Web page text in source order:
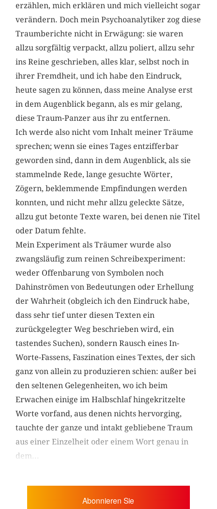
erzählen, mich erklären und mich vielleicht sogar
verändern. Doch mein Psychoanalytiker zog diese
Traumberichte nicht in Erwägung: sie waren
allzu sorgfältig verpackt, allzu poliert, allzu sehr
ins Reine geschrieben, alles klar, selbst noch in
ihrer Fremdheit, und ich habe den Eindruck,
heute sagen zu können, dass meine Analyse erst
in dem Augenblick begann, als es mir gelang,
diese Traum-Panzer aus ihr zu entfernen.
Ich werde also nicht vom Inhalt meiner Träume
sprechen; wenn sie eines Tages entzifferbar
geworden sind, dann in dem Augenblick, als sie
stammelnde Rede, lange gesuchte Wörter,
Zögern, beklemmende Empfindungen werden
konnten, und nicht mehr allzu geleckte Sätze,
allzu gut betonte Texte waren, bei denen nie Titel
oder Datum fehlte.
Mein Experiment als Träumer wurde also
zwangsläufig zum reinen Schreibexperiment:
weder Offenbarung von Symbolen noch
Dahinströmen von Bedeutungen oder Erhellung
der Wahrheit (obgleich ich den Eindruck habe,
dass sehr tief unter diesen Texten ein
zurückgelegter Weg beschrieben wird, ein
tastendes Suchen), sondern Rausch eines In-
Worte-Fassens, Faszination eines Textes, der sich
ganz von allein zu produzieren schien: außer bei
den seltenen Gelegenheiten, wo ich beim
Erwachen einige im Halbschlaf hingekritzelte
Worte vorfand, aus denen nichts hervorging,
tauchte der ganze und intakt gebliebene Traum
aus einer Einzelheit oder einem Wort genau in
dem...
Abonnieren Sie